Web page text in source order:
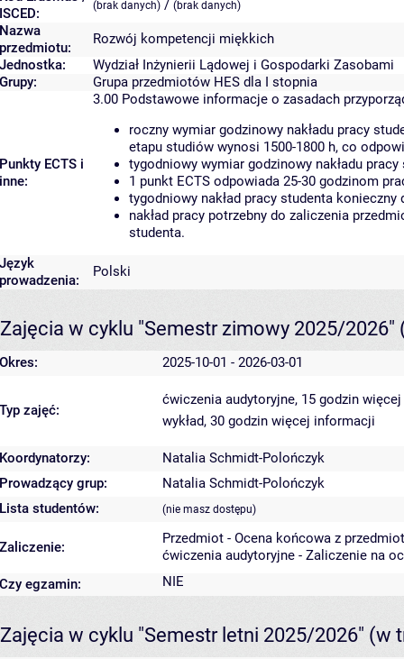
ISCED:
(brak danych) / (brak danych)
Nazwa
przedmiotu:
Rozwój kompetencji miękkich
Jednostka:
Wydział Inżynierii Lądowej i Gospodarki Zasobami
Grupy:
Grupa przedmiotów HES dla I stopnia
Punkty ECTS i
inne:
3.00 Podstawowe informacje o zasadach
roczny wymiar godzinowy nakładu pracy
etapu studiów wynosi 1500-1800 h, co
tygodniowy wymiar godzinowy nakładu
1 punkt ECTS odpowiada 25-30 godzinom
tygodniowy nakład pracy studenta
nakład pracy potrzebny do zaliczenia
studenta.
Język
prowadzenia:
Polski
Zajęcia w cyklu "Semestr zimowy 2025/2026"
Okres: 2025-10-01 - 2026-03-01
Typ zajęć:
ćwiczenia audytoryjne, 15 godzin
wykład, 30 godzin więcej informacji
Koordynatorzy:
Natalia Schmidt-Polończyk
Prowadzący grup:
Natalia Schmidt-Polończyk
Lista studentów:
(nie masz dostępu)
Zaliczenie:
Przedmiot - Ocena końcowa z
ćwiczenia audytoryjne - Zaliczenie na
Czy egzamin:
NIE
Zajęcia w cyklu "Semestr letni 2025/2026" (w